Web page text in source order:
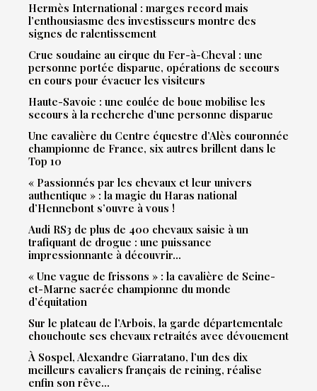
Hermès International : marges record mais
l’enthousiasme des investisseurs montre des
signes de ralentissement
Crue soudaine au cirque du Fer-à-Cheval : une
personne portée disparue, opérations de secours
en cours pour évacuer les visiteurs
Haute-Savoie : une coulée de boue mobilise les
secours à la recherche d’une personne disparue
Une cavalière du Centre équestre d’Alès couronnée
championne de France, six autres brillent dans le
Top 10
« Passionnés par les chevaux et leur univers
authentique » : la magie du Haras national
d’Hennebont s’ouvre à vous !
Audi RS3 de plus de 400 chevaux saisie à un
trafiquant de drogue : une puissance
impressionnante à découvrir…
« Une vague de frissons » : la cavalière de Seine-
et-Marne sacrée championne du monde
d’équitation
Sur le plateau de l’Arbois, la garde départementale
chouchoute ses chevaux retraités avec dévouement
À Sospel, Alexandre Giarratano, l’un des dix
meilleurs cavaliers français de reining, réalise
enfin son rêve…